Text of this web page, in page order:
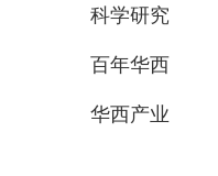
科学研究
百年华西
华西产业